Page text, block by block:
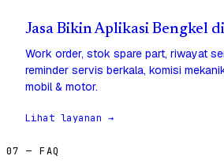
Jasa Bikin Aplikasi Bengkel
Work order, stok spare part, riwayat
reminder servis berkala, komisi
mobil & motor.
Lihat layanan →
07 — FAQ